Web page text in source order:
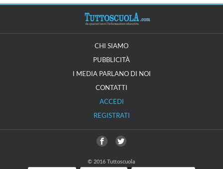
CHI SIAMO
PUBBLICITÀ
I MEDIA PARLANO DI NOI
CONTATTI
ACCEDI
REGISTRATI
© 2016 Tuttoscuola